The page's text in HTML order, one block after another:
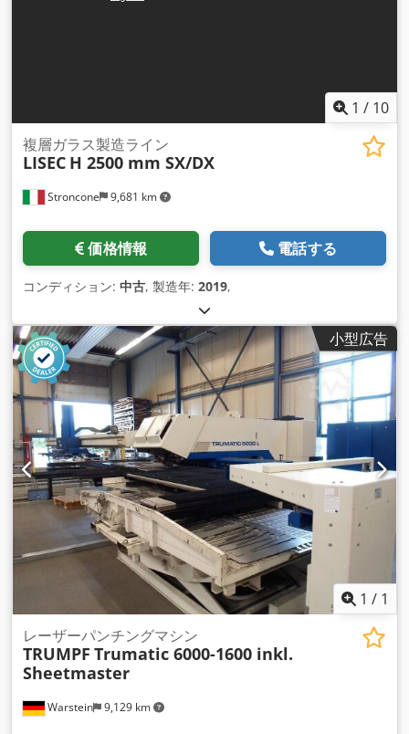
1 / 10
Stroncone 9,681 km
複層ガラス製造ライン
LISEC H 2500 mm SX/DX
価格情報 電話する
コンディション: 中古, 製造年: 2019,
小型広告
1 / 1
Warstein 9,129 km
レーザーパンチングマシン
TRUMPF Trumatic 6000-1600 inkl.
Sheetmaster